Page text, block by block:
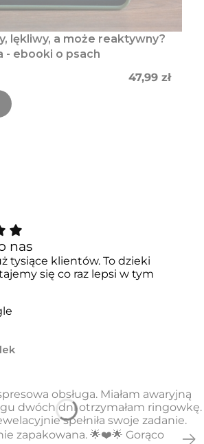
lękliwy, a może reaktywny?
- ebooki o psach
Cena
47,99 zł
nas
tysiące klientów. To dzieki
się co raz lepsi w tym
obsługa. Miałam awaryjną
dwóch dni otrzymałam ringowkę.
spełniła swoje zadanie.
zapakowana. 🌟❤️🌟 Gorąco